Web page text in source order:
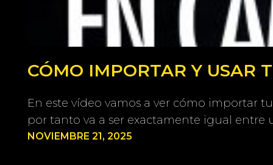
CÓMO IMPORTAR Y USAR
En este vídeo vamos a ver cómo importar
por tanto va a ser exactamente igual entre
NOVIEMBRE 21, 2025